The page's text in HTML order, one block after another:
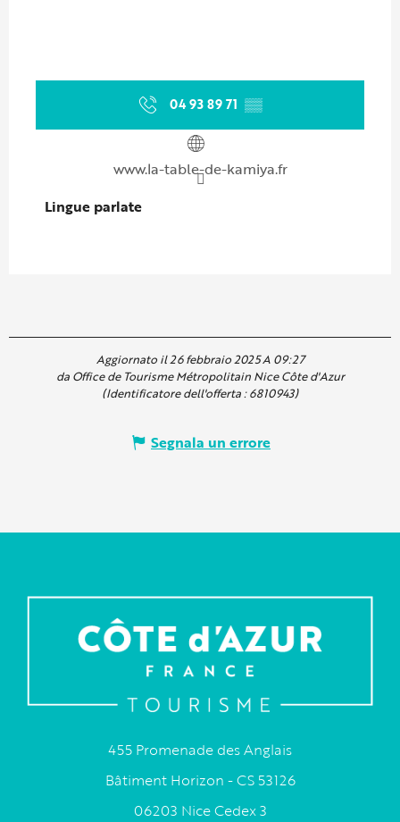
04 93 89 71 ▒▒
www.la-table-de-kamiya.fr
Lingue parlate
Lingue parlate
Aggiornato il 26 febbraio 2025 A 09:27
da Office de Tourisme Métropolitain Nice Côte d'Azur
(Identificatore dell'offerta :6810943)
Segnala un errore
455 Promenade des Anglais
Bâtiment Horizon - CS 53126
06203 Nice Cedex 3